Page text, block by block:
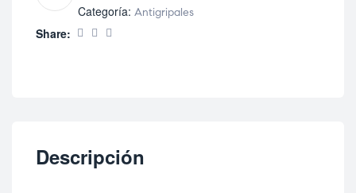
Categoría: Antigripales
Share:
Descripción